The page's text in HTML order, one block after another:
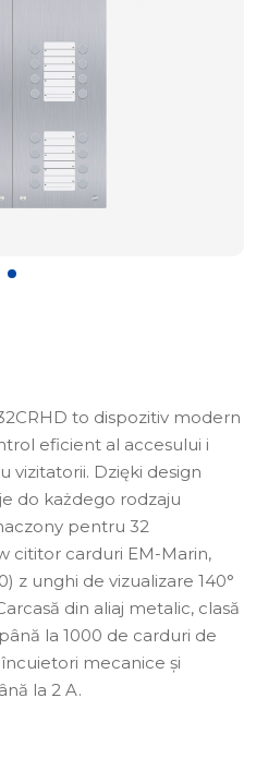
to dispozitiv modern
eficient al accesului i
vizitatorii. Dzięki design
do każdego rodzaju
pentru 32
cititor carduri EM-Marin,
z unghi de vizualizare 140°
din aliaj metalic, clasă
la 1000 de carduri de
mecanice și
la 2 A.